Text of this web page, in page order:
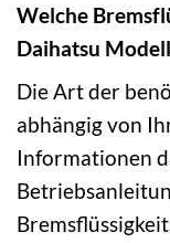
Welche
Daihatsu
Die Art der
abhängig von
Informationen